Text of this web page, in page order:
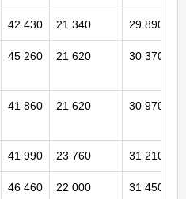
42 430 21 340 29 890
45 260 21 620 30 370
41 860 21 620 30 970
41 990 23 760 31 210
46 460 22 000 31 450